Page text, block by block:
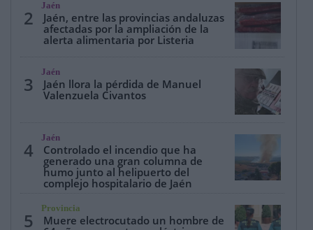
2
Jaén
Jaén, entre las provincias andaluzas
afectadas por la ampliación de la
alerta alimentaria por Listeria
3
Jaén
Jaén llora la pérdida de Manuel
Valenzuela Civantos
4
Jaén
Controlado el incendio que ha
generado una gran columna de
humo junto al helipuerto del
complejo hospitalario de Jaén
5
Provincia
Muere electrocutado un hombre de